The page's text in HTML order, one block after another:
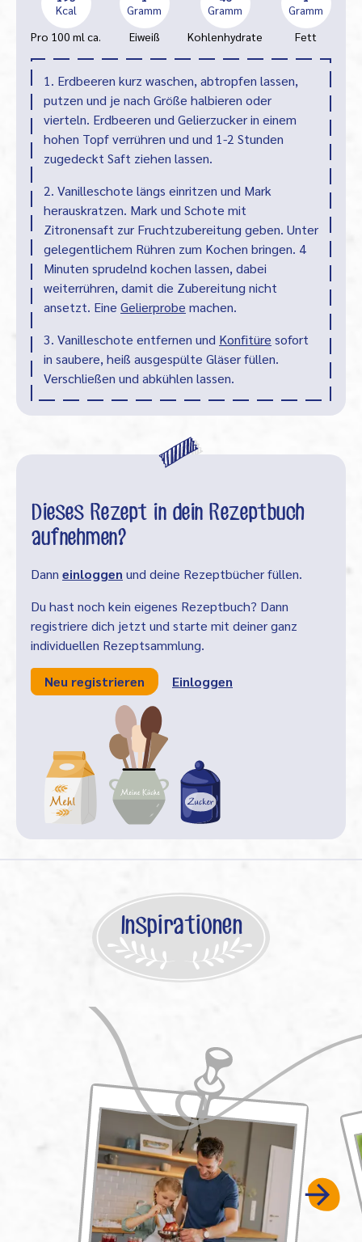
Kcal
Pro 100 ml ca.
Gramm
Eiweiß
Gramm
Kohlenhydrate
Gramm
Fett
1. Erdbeeren kurz waschen, abtropfen lassen,
putzen und je nach Größe halbieren oder
vierteln. Erdbeeren und Gelierzucker in einem
hohen Topf verrühren und und 1-2 Stunden
zugedeckt Saft ziehen lassen.
2. Vanilleschote längs einritzen und Mark
herauskratzen. Mark und Schote mit
Zitronensaft zur Fruchtzubereitung geben. Unter
gelegentlichem Rühren zum Kochen bringen. 4
Minuten sprudelnd kochen lassen, dabei
weiterrühren, damit die Zubereitung nicht
ansetzt. Eine Gelierprobe machen.
3. Vanilleschote entfernen und Konfitüre sofort
in saubere, heiß ausgespülte Gläser füllen.
Verschließen und abkühlen lassen.
Dieses Rezept in dein Rezeptbuch
aufnehmen?
Dann einloggen und deine Rezeptbücher füllen.
Du hast noch kein eigenes Rezeptbuch? Dann
registriere dich jetzt und starte mit deiner ganz
individuellen Rezeptsammlung.
Neu registrieren Einloggen
Inspirationen